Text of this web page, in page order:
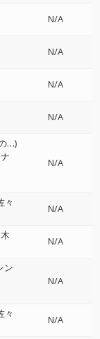
N/A
N/A
N/A
N/A
…)
N/A
々
N/A
N/A
ン
N/A
々
N/A